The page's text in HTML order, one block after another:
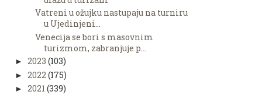
Vatreni u ožujku nastupaju na turniru
u Ujedinjeni...
Venecija se bori s masovnim
turizmom, zabranjuje p...
► 2023 (103)
► 2022 (175)
► 2021 (339)